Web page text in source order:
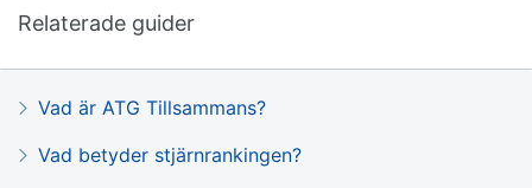
Relaterade guider
Vad är ATG Tillsammans?
Vad betyder stjärnrankingen?